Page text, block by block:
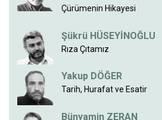
Çürümenin Hikayesi
Şükrü HÜSEYİNOĞLU
Rıza Çıtamız
Yakup DÖĞER
Tarih, Hurafat ve Esatir
Bünyamin ZERAN